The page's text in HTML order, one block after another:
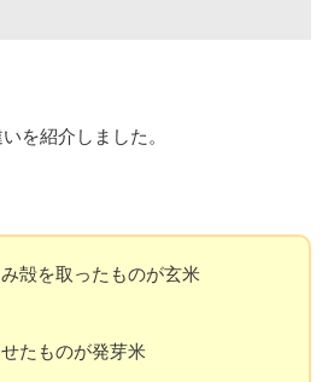
を紹介しました。
殻を取ったものが玄米
たものが発芽米